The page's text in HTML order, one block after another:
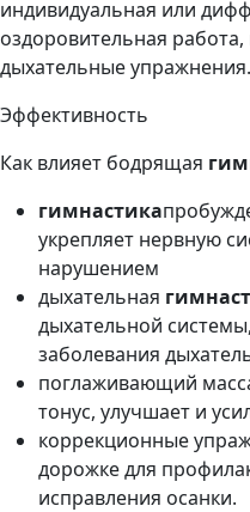
индивидуальная или
оздоровительная
дыхательные упражнения.
Эффективность
Как влияет бодрящая
гимнастика
укрепляет нервную
нарушением
дыхательная
дыхательной
заболевания
поглаживающий
тонус, улучшает и
коррекционные
дорожке для
исправления осанки.